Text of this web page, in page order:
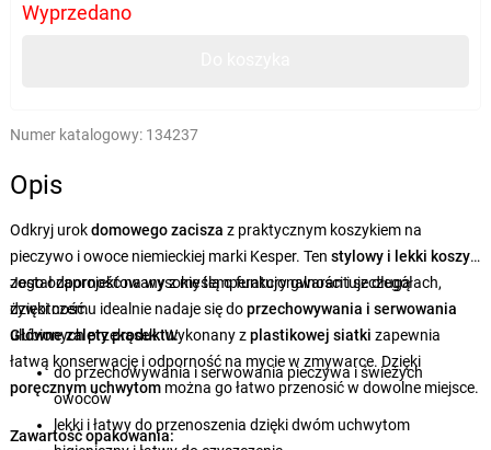
Wyprzedano
Numer katalogowy: 134237
Opis
Odkryj urokdomowego zacisza z praktycznym koszykiem na
pieczywo i owoce niemieckiej marki Kesper. Ten stylowy i lekki koszyk
został zaprojektowany z myślą o funkcjonalności i szczegółach,
dzięki czemu idealnie nadaje się doprzechowywania i serwowania
ulubionych przekąsek. Wykonany zplastikowej siatki zapewnia
łatwą konserwację i odporność na mycie w zmywarce. Dzięki
poręcznym uchwytommożna go łatwo przenosić w dowolne miejsce.
Jego odporność na wysokie temperatury gwarantuje długą
żywotność.
Główne zalety produktu:
do przechowywania i serwowania pieczywa i świeżych
owoców
lekki i łatwy do przenoszenia dzięki dwóm uchwytom
Zawartość opakowania: